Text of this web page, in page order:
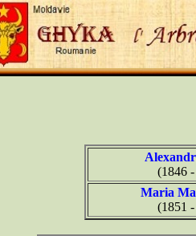
(1846
Maria
(1851